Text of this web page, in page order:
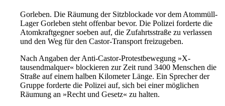
Gorleben. Die Räumung der Sitzblockade vor dem Atommüll-
Lager Gorleben steht offenbar bevor. Die Polizei forderte die
Atomkraftgegner soeben auf, die Zufahrtsstraße zu verlassen
und den Weg für den Castor-Transport freizugeben.
Nach Angaben der Anti-Castor-Protestbewegung »X-
tausendmalquer« blockieren zur Zeit rund 3400 Menschen die
Straße auf einem halben Kilometer Länge. Ein Sprecher der
Gruppe forderte die Polizei auf, sich bei einer möglichen
Räumung an »Recht und Gesetz« zu halten.